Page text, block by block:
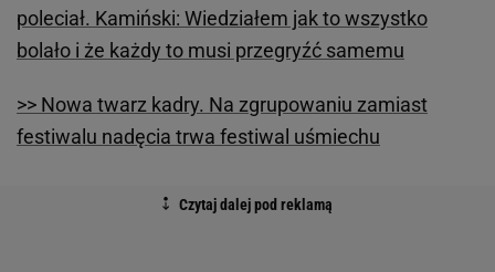
poleciał. Kamiński: Wiedziałem jak to wszystko
bolało i że każdy to musi przegryźć samemu
>> Nowa twarz kadry. Na zgrupowaniu zamiast
festiwalu nadęcia trwa festiwal uśmiechu